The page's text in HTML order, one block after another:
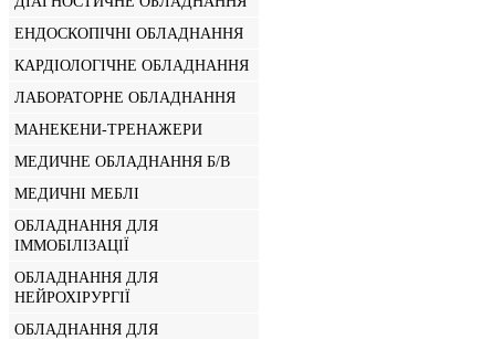
ЕНДОСКОПІЧНІ ОБЛАДНАННЯ
КАРДІОЛОГІЧНЕ ОБЛАДНАННЯ
ЛАБОРАТОРНЕ ОБЛАДНАННЯ
МАНЕКЕНИ-ТРЕНАЖЕРИ
МЕДИЧНЕ ОБЛАДНАННЯ Б/В
МЕДИЧНІ МЕБЛІ
ОБЛАДНАННЯ ДЛЯ
ІММОБІЛІЗАЦІЇ
ОБЛАДНАННЯ ДЛЯ
НЕЙРОХІРУРГІЇ
ОБЛАДНАННЯ ДЛЯ